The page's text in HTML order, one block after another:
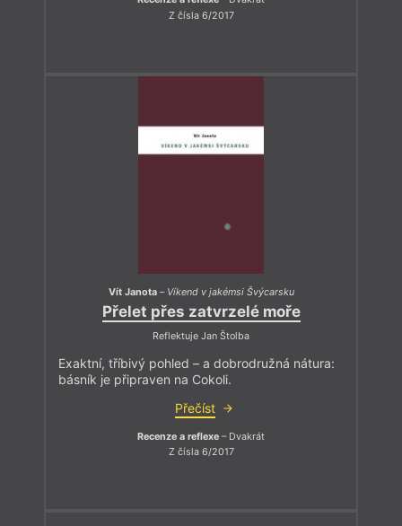
Z čísla 6/2017
Vít Janota– Víkend v jakémsi Švýcarsku
Přelet přes zatvrzelé moře
Reflektuje Jan Štolba
Exaktní, tříbivý pohled – a dobrodružná nátura:
básník je připraven na Cokoli.
Přečíst
Recenze a reflexe – Dvakrát
Z čísla 6/2017